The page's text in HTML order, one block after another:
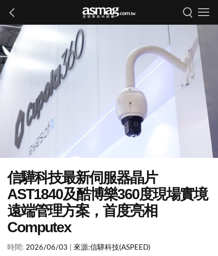
信驊科技最新伺服器晶片
AST1840及酷博樂360度現場實境
遠端管理方案，首度亮相
Computex
時間: 2026/06/03 來源:信驊科技(ASPEED)